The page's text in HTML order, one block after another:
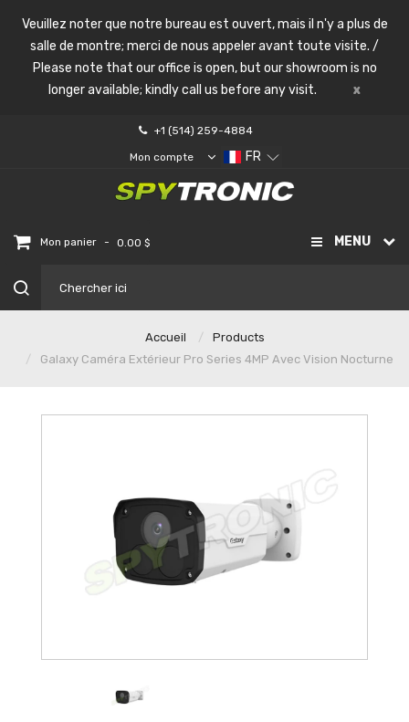
Veuillez noter que notre bureau est ouvert, mais il n'y a plus de
salle de montre; merci de nous appeler avant toute visite. /
Please note that our office is open, but our showroom is no
longer available; kindly call us before any visit.
x
+1 (514) 259-4884
Mon compte FR
MENU
Mon panier - 0.00 $
Accueil
Products
Galaxy Caméra Extérieur Pro Series 4MP Avec Vision Nocturne